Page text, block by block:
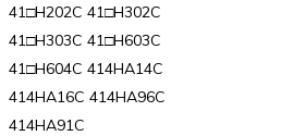
41□H202C 41□H302C
41□H303C 41□H603C
41□H604C 414HA14C
414HA16C 414HA96C
414HA91C